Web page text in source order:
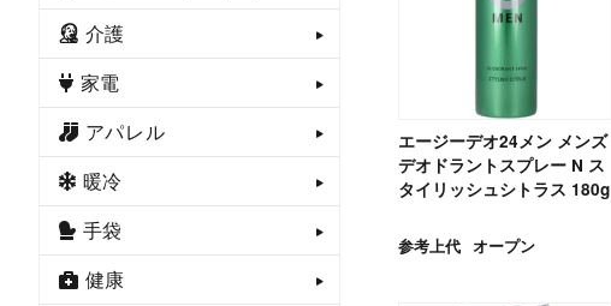
エージーデオ24メン メンズ
デオドラントスプレー N ス
タイリッシュシトラス 180g
参考上代 オープン
介護
家電
アパレル
暖冷
手袋
健康